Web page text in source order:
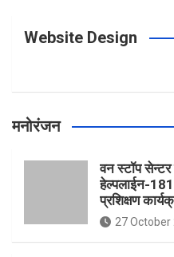
Website Design
मनोरंजन
वन स्टॉप सेन्टर
हेल्पलाईन-181
प्रशिक्षण
27 October